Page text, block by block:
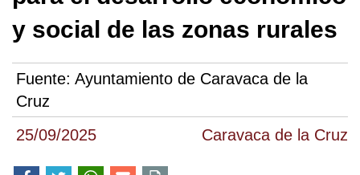
25/09/2025 Caravaca de la Cruz
y social de las zonas rurales
Fuente: Ayuntamiento de Caravaca de la
Cruz